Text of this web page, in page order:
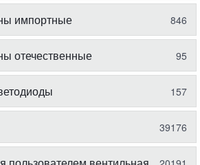
импортные 846
отечественные 95
157
39176